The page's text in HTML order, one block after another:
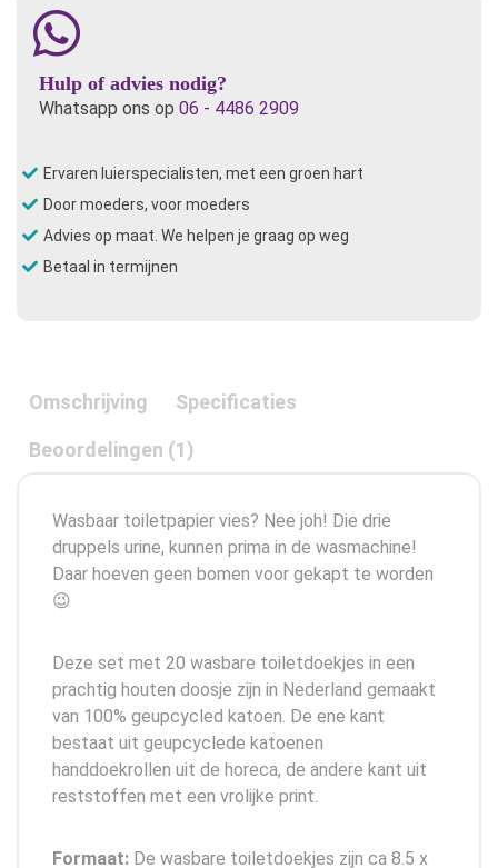
Hulp of advies nodig?
Whatsapp ons op 06 - 4486 2909
Ervaren luierspecialisten, met een groen hart
Door moeders, voor moeders
Advies op maat. We helpen je graag op weg
Betaal in termijnen
Omschrijving Specificaties
Beoordelingen (1)
Wasbaar toiletpapier vies? Nee joh! Die drie
druppels urine, kunnen prima in de wasmachine!
Daar hoeven geen bomen voor gekapt te worden
😉
Deze set met 20 wasbare toiletdoekjes in een
prachtig houten doosje zijn in Nederland gemaakt
van 100% geupcycled katoen. De ene kant
bestaat uit geupcyclede katoenen
handdoekrollen uit de horeca, de andere kant uit
reststoffen met een vrolijke print.
Formaat: De wasbare toiletdoekjes zijn ca 8.5 x